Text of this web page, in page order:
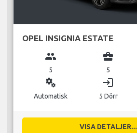
OPEL INSIGNIA ESTATE
group
5
business_center
5
miscellaneous_services
Automatisk
login
5 Dörr
VISA DETALJER...